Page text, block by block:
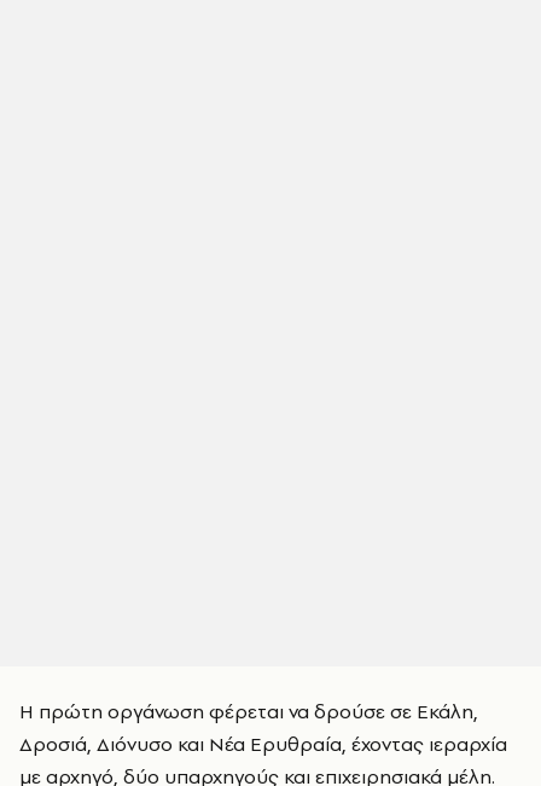
Η πρώτη οργάνωση φέρεται να δρούσε σε Εκάλη,
Δροσιά, Διόνυσο και Νέα Ερυθραία, έχοντας ιεραρχία
με αρχηγό, δύο υπαρχηγούς και επιχειρησιακά μέλη.